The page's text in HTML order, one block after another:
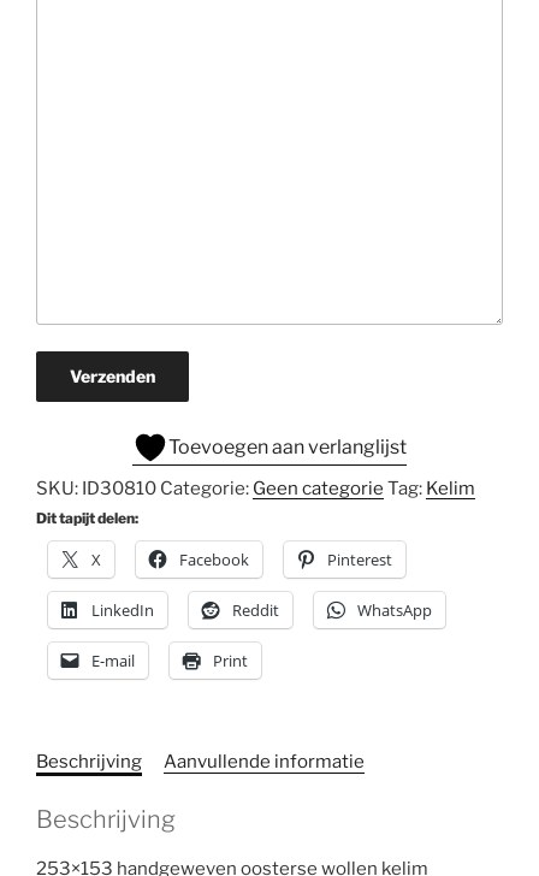
Verzenden
Toevoegen aan verlanglijst
SKU: ID30810 Categorie: Geen categorie Tag: Kelim
Dit tapijt delen:
X Facebook Pinterest
LinkedIn Reddit WhatsApp
E-mail Print
Beschrijving Aanvullende informatie
Beschrijving
253×153 handgeweven oosterse wollen kelim